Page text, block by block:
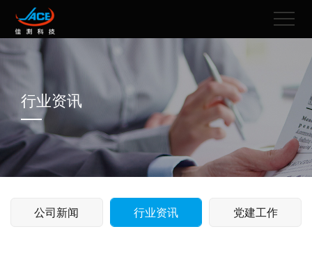
行业资讯
公司新闻 行业资讯 党建工作